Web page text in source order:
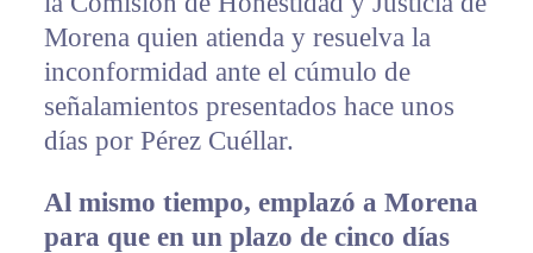
Morena quien atienda y resuelva la
inconformidad ante el cúmulo de
señalamientos presentados hace unos
días por Pérez Cuéllar.
Al mismo tiempo, emplazó a Morena
para que en un plazo de cinco días